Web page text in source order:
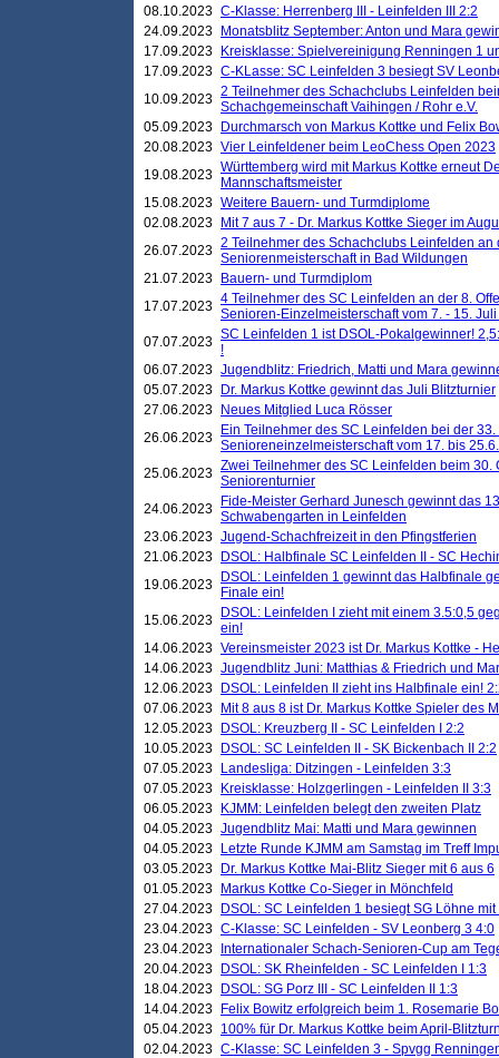
08.10.2023 C-Klasse: Herrenberg III - Leinfelden III 2:2
24.09.2023
Monatsblitz September: Anton und Mara
17.09.2023
Kreisklasse: Spielvereinigung Renningen 1
17.09.2023 C-KLasse: SC Leinfelden 3 besiegt SV
10.09.2023 2 Teilnehmer des Schachclubs Leinfelden
Schachgemeinschaft Vaihingen / Rohr e.V.
05.09.2023
Durchmarsch von Markus Kottke und Felix
20.08.2023 Vier Leinfeldener beim LeoChess Open 2023
19.08.2023 Württemberg wird mit Markus Kottke erneut
Mannschaftsmeister
15.08.2023 Weitere Bauern- und Turmdiplome
02.08.2023
Mit 7 aus 7 - Dr. Markus Kottke Sieger im
26.07.2023 2 Teilnehmer des Schachclubs Leinfelden an
Seniorenmeisterschaft in Bad Wildungen
21.07.2023
Bauern- und Turmdiplom
17.07.2023 4 Teilnehmer des SC Leinfelden an der 8.
Senioren-Einzelmeisterschaft vom 7. - 15.
07.07.2023 SC Leinfelden 1 ist DSOL-Pokalgewinner!
!
06.07.2023 Jugendblitz: Friedrich, Matti und Mara
05.07.2023
Dr. Markus Kottke gewinnt das Juli Blitzturnier
27.06.2023
Neues Mitglied Luca Rösser
26.06.2023
Ein Teilnehmer des SC Leinfelden bei der
Senioreneinzelmeisterschaft vom 17. bis
25.06.2023 Zwei Teilnehmer des SC Leinfelden beim
Seniorenturnier
24.06.2023
Fide-Meister Gerhard Junesch gewinnt das
Schwabengarten in Leinfelden
23.06.2023 Jugend-Schachfreizeit in den Pfingstferien
21.06.2023
DSOL: Halbfinale SC Leinfelden II - SC
19.06.2023
DSOL: Leinfelden 1 gewinnt das Halbfinale
Finale ein!
15.06.2023
DSOL: Leinfelden I zieht mit einem 3.5:0,5
ein!
14.06.2023 Vereinsmeister 2023 ist Dr. Markus Kottke -
14.06.2023 Jugendblitz Juni: Matthias & Friedrich und
12.06.2023
DSOL: Leinfelden II zieht ins Halbfinale ein!
07.06.2023
Mit 8 aus 8 ist Dr. Markus Kottke Spieler des
12.05.2023
DSOL: Kreuzberg II - SC Leinfelden I 2:2
10.05.2023
DSOL: SC Leinfelden II - SK Bickenbach II 2:2
07.05.2023
Landesliga: Ditzingen - Leinfelden 3:3
07.05.2023
Kreisklasse: Holzgerlingen - Leinfelden II 3:3
06.05.2023
KJMM: Leinfelden belegt den zweiten Platz
04.05.2023 Jugendblitz Mai: Matti und Mara gewinnen
04.05.2023
Letzte Runde KJMM am Samstag im Treff
03.05.2023
Dr. Markus Kottke Mai-Blitz Sieger mit 6 aus 6
01.05.2023
Markus Kottke Co-Sieger in Mönchfeld
27.04.2023
DSOL: SC Leinfelden 1 besiegt SG Löhne mit
23.04.2023 C-Klasse: SC Leinfelden - SV Leonberg 3 4:0
23.04.2023
Internationaler Schach-Senioren-Cup am
20.04.2023
DSOL: SK Rheinfelden - SC Leinfelden I 1:3
18.04.2023
DSOL: SG Porz III - SC Leinfelden II 1:3
14.04.2023
Felix Bowitz erfolgreich beim 1. Rosemarie
05.04.2023 100% für Dr. Markus Kottke beim April-
02.04.2023 C-Klasse: SC Leinfelden 3 - Spvgg